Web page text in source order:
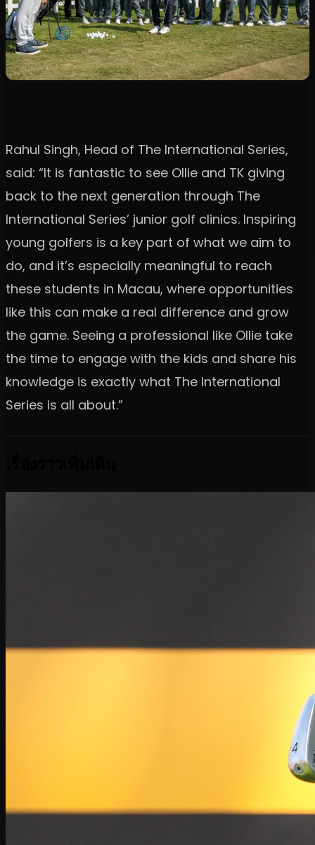
Rahul Singh, Head of The International Series,
said: “It is fantastic to see Ollie and TK giving
back to the next generation through The
International Series’ junior golf clinics. Inspiring
young golfers is a key part of what we aim to
do, and it’s especially meaningful to reach
these students in Macau, where opportunities
like this can make a real difference and grow
the game. Seeing a professional like Ollie take
the time to engage with the kids and share his
knowledge is exactly what The International
Series is all about.”